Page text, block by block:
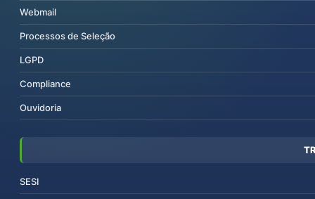
Webmail
Processos de Seleção
LGPD
Compliance
Ouvidoria
SESI